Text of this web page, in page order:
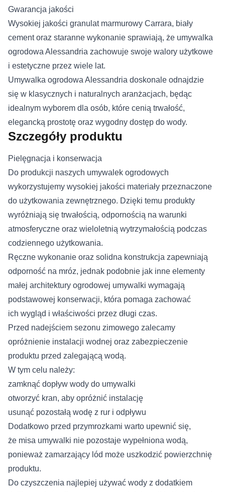
Gwarancja jakości
Wysokiej jakości granulat marmurowy Carrara, biały
cement oraz staranne wykonanie sprawiają, że umywalka
ogrodowa Alessandria zachowuje swoje walory użytkowe
i estetyczne przez wiele lat.
Umywalka ogrodowa Alessandria doskonale odnajdzie
się w klasycznych i naturalnych aranżacjach, będąc
idealnym wyborem dla osób, które cenią trwałość,
elegancką prostotę oraz wygodny dostęp do wody.
Szczegóły produktu
Pielęgnacja i konserwacja
Do produkcji naszych umywalek ogrodowych
wykorzystujemy wysokiej jakości materiały przeznaczone
do użytkowania zewnętrznego. Dzięki temu produkty
wyróżniają się trwałością, odpornością na warunki
atmosferyczne oraz wieloletnią wytrzymałością podczas
codziennego użytkowania.
Ręczne wykonanie oraz solidna konstrukcja zapewniają
odporność na mróz, jednak podobnie jak inne elementy
małej architektury ogrodowej umywalki wymagają
podstawowej konserwacji, która pomaga zachować
ich wygląd i właściwości przez długi czas.
Przed nadejściem sezonu zimowego zalecamy
opróżnienie instalacji wodnej oraz zabezpieczenie
produktu przed zalegającą wodą.
W tym celu należy:
zamknąć dopływ wody do umywalki
otworzyć kran, aby opróżnić instalację
usunąć pozostałą wodę z rur i odpływu
Dodatkowo przed przymrozkami warto upewnić się,
że misa umywalki nie pozostaje wypełniona wodą,
ponieważ zamarzający lód może uszkodzić powierzchnię
produktu.
Do czyszczenia najlepiej używać wody z dodatkiem